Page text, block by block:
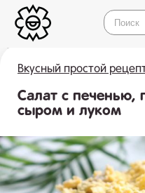
Вкусный простой
Салат с печенью,
сыром и луком